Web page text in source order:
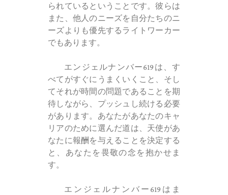
られているということです。彼らは
また、他人のニーズを自分たちのニ
ーズよりも優先するライトワーカー
でもあります。
エンジェルナンバー619は、す
べてがすぐにうまくいくこと、そし
てそれが時間の問題であることを期
待しながら、プッシュし続ける必要
があります。あなたがあなたのキャ
リアのために選んだ道は、天使があ
なたに報酬を与えることを決定する
と、あなたを畏敬の念を抱かせま
す。
エンジェルナンバー619はま